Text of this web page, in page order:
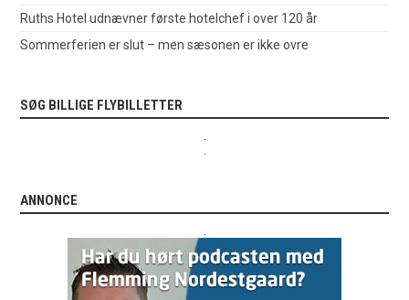
Ruths Hotel udnævner første hotelchef i over 120 år
Sommerferien er slut – men sæsonen er ikke ovre
SØG BILLIGE FLYBILLETTER
ANNONCE